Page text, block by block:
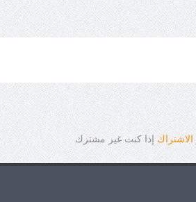
الاشتراك إذا كنت غير مشترك